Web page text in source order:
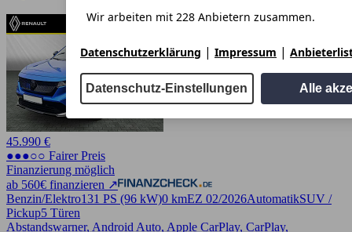
Wir arbeiten mit 228 Anbietern zusammen.
Datenschutzerklärung | Impressum |
Datenschutz-Einstellungen Alle
45.990 €
●●●○○ Fairer Preis
Finanzierung möglich
ab 560€ finanzieren ↗
Benzin/Elektro131 PS (96 kW)0 kmEZ 02/2026AutomatikSUV /
Pickup5 Türen
Abstandswarner, Android Auto, Apple CarPlay, CarPlay,